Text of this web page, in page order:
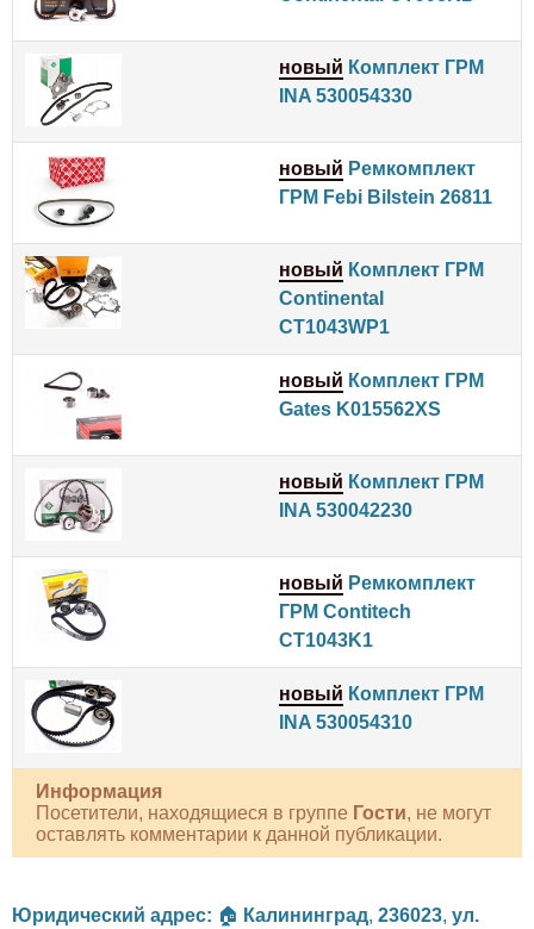
новый Комплект ГРМ
INA 530054330
новый Ремкомплект
ГРМ Febi Bilstein 26811
новый Комплект ГРМ
Continental
CT1043WP1
новый Комплект ГРМ
Gates K015562XS
новый Комплект ГРМ
INA 530042230
новый Ремкомплект
ГРМ Contitech
CT1043K1
новый Комплект ГРМ
INA 530054310
Информация
Посетители, находящиеся в группе Гости, не могут
оставлять комментарии к данной публикации.
Юридический адрес: 🏠 Калининград, 236023, ул.